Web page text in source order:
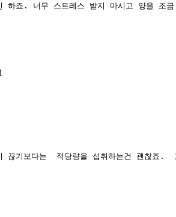
하죠. 너무 스트레스 받지 마시고 양을 조
끊기보다는  적당량을 섭취하는건 괜찮